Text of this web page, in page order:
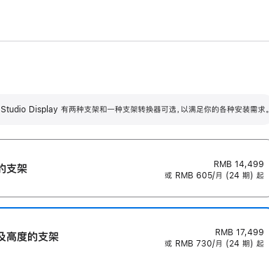
毫米的高度调节范围。
Studio Display 有两种支架和一种支架转换器可选，以满足你的各种安装需求。
支架
RMB 14,499
或 RMB 605/月 (24 期) 起
高‍度的支‍架
RMB 17,499
或 RMB 730/月 (24 期) 起